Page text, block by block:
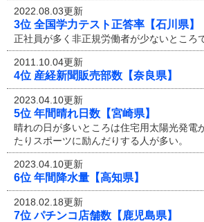
2022.08.03更新
3位 全国学力テスト正答率【石川県】
正社員が多く非正規労働者が少ないところ
2011.10.04更新
4位 産経新聞販売部数【奈良県】
2023.04.10更新
5位 年間晴れ日数【宮崎県】
晴れの日が多いところは住宅用太陽光発電
たりスポーツに励んだりする人が多い。
2023.04.10更新
6位 年間降水量【高知県】
2018.02.18更新
7位 パチンコ店舗数【鹿児島県】